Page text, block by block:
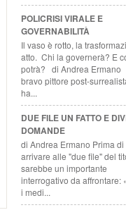
POLICRISI VIRALE E
GOVERNABILITÀ
Il vaso è rotto, la
atto. Chi la governerà? E
potrà? di Andrea Ermano
bravo pittore post-
ha...
DUE FILE UN FATTO E
DOMANDE
di Andrea Ermano Prima di
arrivare alle "due file" del
sarebbe un importante
interrogativo da affrontare:
i medi...